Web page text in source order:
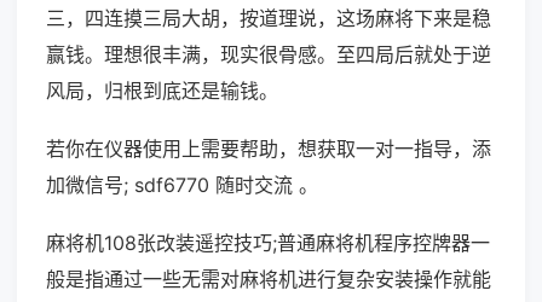
三，四连摸三局大胡，按道理说，这场麻将下来是稳
赢钱。理想很丰满，现实很骨感。至四局后就处于逆
风局，归根到底还是输钱。
若你在仪器使用上需要帮助，想获取一对一指导，添
加微信号; sdf6770 随时交流 。
麻将机108张改装遥控技巧;普通麻将机程序控牌器一
般是指通过一些无需对麻将机进行复杂安装操作就能